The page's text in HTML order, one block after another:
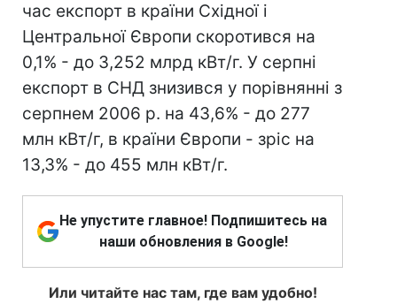
час експорт в країни Східної і
Центральної Європи скоротився на
0,1% - до 3,252 млрд кВт/г. У серпні
експорт в СНД знизився у порівнянні з
серпнем 2006 р. на 43,6% - до 277
млн кВт/г, в країни Європи - зріс на
13,3% - до 455 млн кВт/г.
Не упустите главное! Подпишитесь на
наши обновления в Google!
Или читайте нас там, где вам удобно!